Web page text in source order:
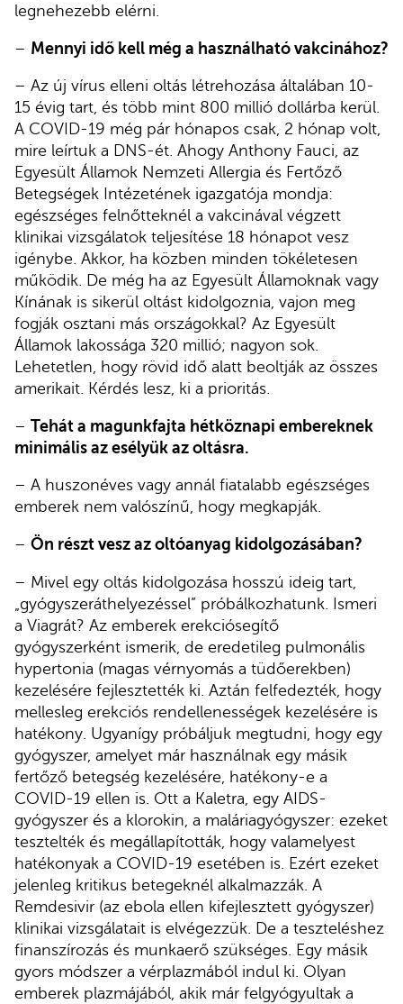
legnehezebb elérni.
– Mennyi idő kell még a használható vakcinához?
– Az új vírus elleni oltás létrehozása általában 10-
15 évig tart, és több mint 800 millió dollárba kerül.
A COVID-19 még pár hónapos csak, 2 hónap volt,
mire leírtuk a DNS-ét. Ahogy Anthony Fauci, az
Egyesült Államok Nemzeti Allergia és Fertőző
Betegségek Intézetének igazgatója mondja:
egészséges felnőtteknél a vakcinával végzett
klinikai vizsgálatok teljesítése 18 hónapot vesz
igénybe. Akkor, ha közben minden tökéletesen
működik. De még ha az Egyesült Államoknak vagy
Kínának is sikerül oltást kidolgoznia, vajon meg
fogják osztani más országokkal? Az Egyesült
Államok lakossága 320 millió; nagyon sok.
Lehetetlen, hogy rövid idő alatt beoltják az összes
amerikait. Kérdés lesz, ki a prioritás.
– Tehát a magunkfajta hétköznapi embereknek
minimális az esélyük az oltásra.
– A huszonéves vagy annál fiatalabb egészséges
emberek nem valószínű, hogy megkapják.
– Ön részt vesz az oltóanyag kidolgozásában?
– Mivel egy oltás kidolgozása hosszú ideig tart,
„gyógyszeráthelyezéssel” próbálkozhatunk. Ismeri
a Viagrát? Az emberek erekciósegítő
gyógyszerként ismerik, de eredetileg pulmonális
hypertonia (magas vérnyomás a tüdőerekben)
kezelésére fejlesztették ki. Aztán felfedezték, hogy
mellesleg erekciós rendellenességek kezelésére is
hatékony. Ugyanígy próbáljuk megtudni, hogy egy
gyógyszer, amelyet már használnak egy másik
fertőző betegség kezelésére, hatékony-e a
COVID-19 ellen is. Ott a Kaletra, egy AIDS-
gyógyszer és a klorokin, a maláriagyógyszer: ezeket
tesztelték és megállapították, hogy valamelyest
hatékonyak a COVID-19 esetében is. Ezért ezeket
jelenleg kritikus betegeknél alkalmazzák. A
Remdesivir (az ebola ellen kifejlesztett gyógyszer)
klinikai vizsgálatait is elvégezzük. De a teszteléshez
finanszírozás és munkaerő szükséges. Egy másik
gyors módszer a vérplazmából indul ki. Olyan
emberek plazmájából, akik már felgyógyultak a